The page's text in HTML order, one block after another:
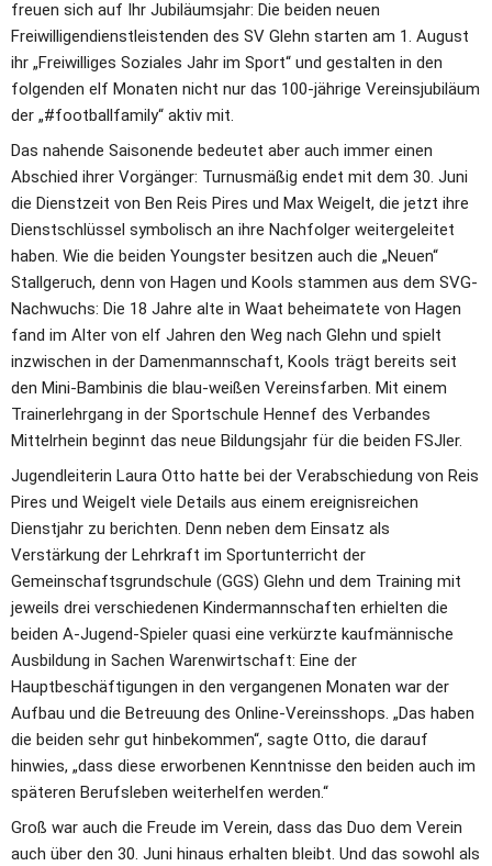
freuen sich auf Ihr Jubiläumsjahr: Die beiden neuen
Freiwilligendienstleistenden des SV Glehn starten am 1. August
ihr „Freiwilliges Soziales Jahr im Sport“ und gestalten in den
folgenden elf Monaten nicht nur das 100-jährige Vereinsjubiläum
der „#footballfamily“ aktiv mit.
Das nahende Saisonende bedeutet aber auch immer einen
Abschied ihrer Vorgänger: Turnusmäßig endet mit dem 30. Juni
die Dienstzeit von Ben Reis Pires und Max Weigelt, die jetzt ihre
Dienstschlüssel symbolisch an ihre Nachfolger weitergeleitet
haben. Wie die beiden Youngster besitzen auch die „Neuen“
Stallgeruch, denn von Hagen und Kools stammen aus dem SVG-
Nachwuchs: Die 18 Jahre alte in Waat beheimatete von Hagen
fand im Alter von elf Jahren den Weg nach Glehn und spielt
inzwischen in der Damenmannschaft, Kools trägt bereits seit
den Mini-Bambinis die blau-weißen Vereinsfarben. Mit einem
Trainerlehrgang in der Sportschule Hennef des Verbandes
Mittelrhein beginnt das neue Bildungsjahr für die beiden FSJler.
Jugendleiterin Laura Otto hatte bei der Verabschiedung von Reis
Pires und Weigelt viele Details aus einem ereignisreichen
Dienstjahr zu berichten. Denn neben dem Einsatz als
Verstärkung der Lehrkraft im Sportunterricht der
Gemeinschaftsgrundschule (GGS) Glehn und dem Training mit
jeweils drei verschiedenen Kindermannschaften erhielten die
beiden A-Jugend-Spieler quasi eine verkürzte kaufmännische
Ausbildung in Sachen Warenwirtschaft: Eine der
Hauptbeschäftigungen in den vergangenen Monaten war der
Aufbau und die Betreuung des Online-Vereinsshops. „Das haben
die beiden sehr gut hinbekommen“, sagte Otto, die darauf
hinwies, „dass diese erworbenen Kenntnisse den beiden auch im
späteren Berufsleben weiterhelfen werden.“
Groß war auch die Freude im Verein, dass das Duo dem Verein
auch über den 30. Juni hinaus erhalten bleibt. Und das sowohl als